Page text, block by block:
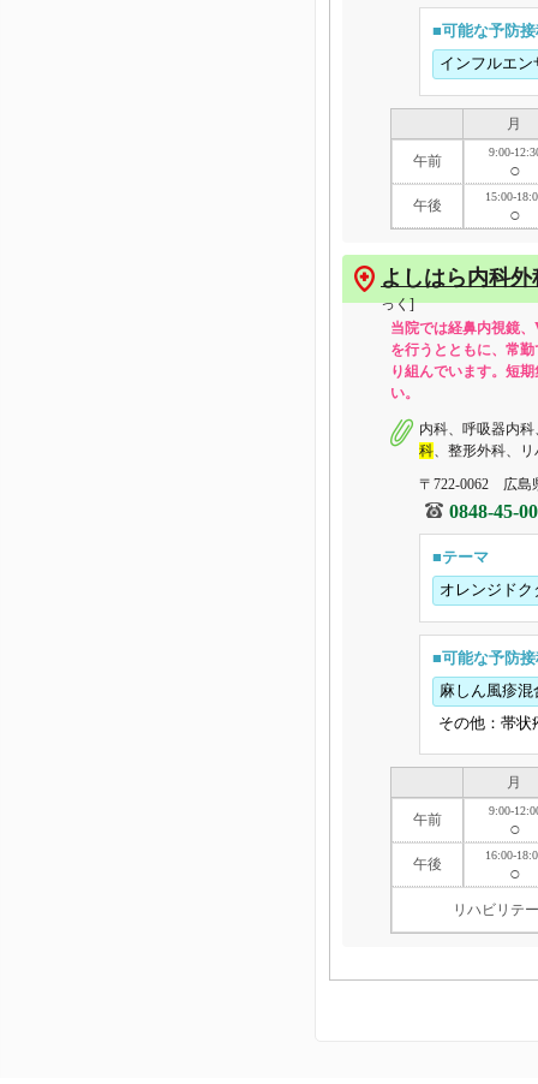
■可能な予防
インフルエン
月
午前
9:00-
○
午後
15:00-
○
よしはら内科
っく]
当院では経鼻内視鏡
を行うとともに、常
り組んでいます。短
い。
内科、呼吸器内
科、整形外科、
〒722-0062 広島
0848-45-
■テーマ
オレンジドク
■可能な予防
麻しん風疹混
その他：帯状
月
午前
9:00-
○
午後
16:00-
○
リハビリテ